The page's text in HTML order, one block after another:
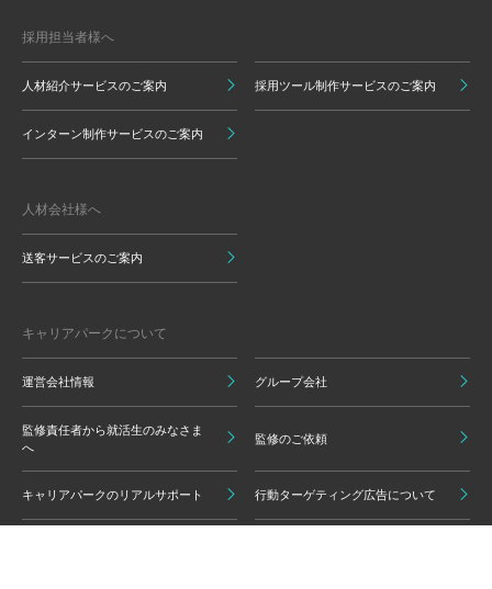
採用担当者様へ
人材紹介サービスのご案内 採用ツール制作サービスのご案内
インターン制作サービスのご案内
人材会社様へ
送客サービスのご案内
キャリアパークについて
運営会社情報 グループ会社
監修責任者から就活生のみなさま
へ
監修のご依頼
キャリアパークのリアルサポート 行動ターゲティング広告について